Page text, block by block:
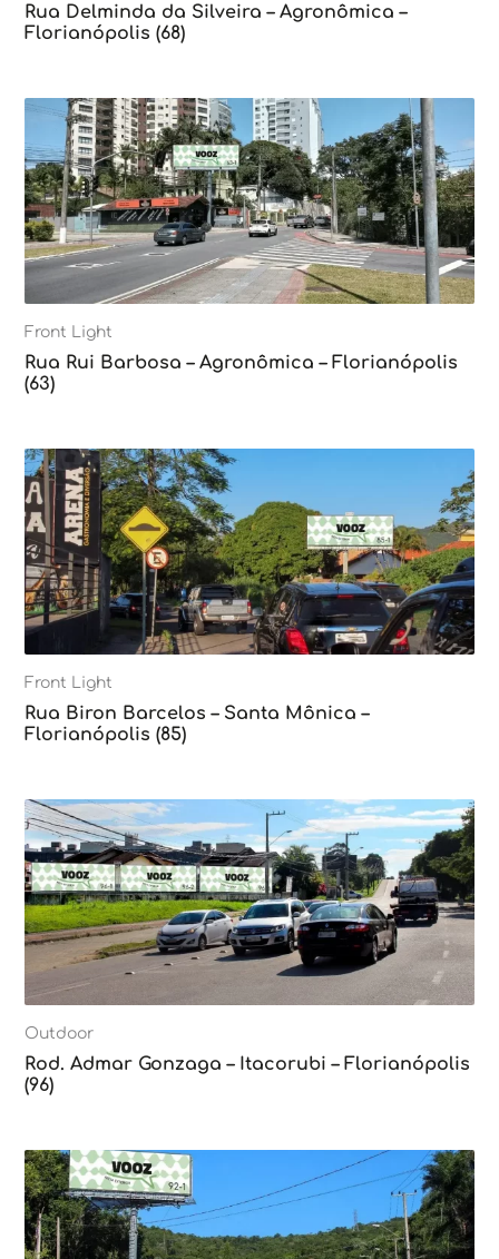
Rua Delminda da Silveira – Agronômica –
Florianópolis (68)
Front Light
Rua Rui Barbosa – Agronômica – Florianópolis
(63)
Front Light
Rua Biron Barcelos – Santa Mônica –
Florianópolis (85)
Outdoor
Rod. Admar Gonzaga – Itacorubi – Florianópolis
(96)